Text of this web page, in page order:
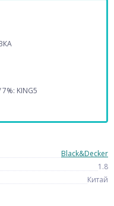
KING5
Black&Decker
1.8
Китай